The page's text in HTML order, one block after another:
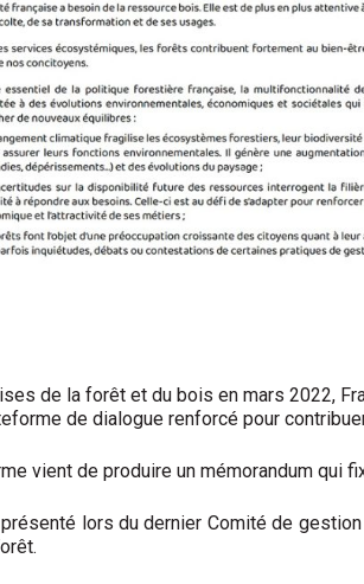
de la forêt et du bois en mars 2022,
de dialogue renforcé pour
vient de produire un mémorandum qui
lors du dernier Comité de